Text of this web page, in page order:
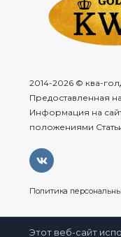
2014-2026 © ква-
Предоставленная
Информация на
положениями
Политика
Этот веб-сайт